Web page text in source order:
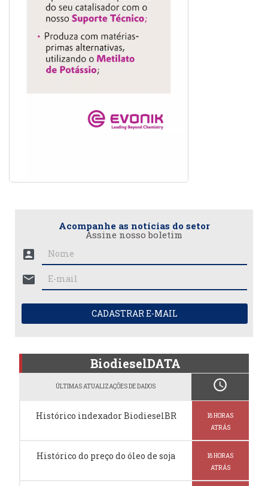
Acompanhe as notícias do setor
Assine nosso boletim
account_box
mail
CADASTRAR E-MAIL
BiodieselDATA
ÚLTIMAS ATUALIZAÇÕES DE DADOS schedule
Histórico indexador BiodieselBR
18 HORAS
ATRÁS
Histórico do preço do óleo de soja
18 HORAS
ATRÁS